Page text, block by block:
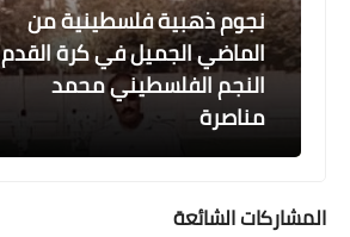
نجوم ذهبية فلسطينية من
الماضي الجميل في كرة القدم
النجم الفلسطيني محمد
مناصرة ‏
المشاركات الشائعة